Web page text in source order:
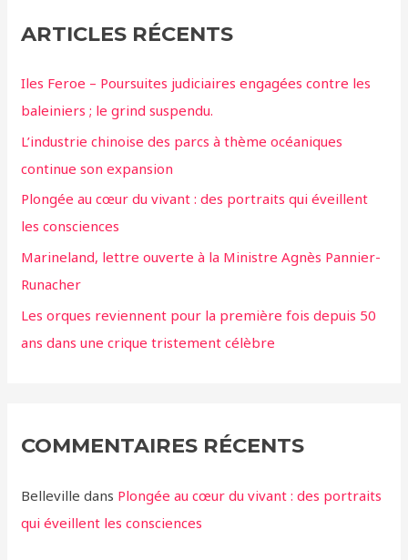
ARTICLES RÉCENTS
Iles Feroe – Poursuites judiciaires engagées contre les
baleiniers ; le grind suspendu.
L’industrie chinoise des parcs à thème océaniques
continue son expansion
Plongée au cœur du vivant : des portraits qui éveillent
les consciences
Marineland, lettre ouverte à la Ministre Agnès Pannier-
Runacher
Les orques reviennent pour la première fois depuis 50
ans dans une crique tristement célèbre
COMMENTAIRES RÉCENTS
Belleville dans Plongée au cœur du vivant : des portraits
qui éveillent les consciences